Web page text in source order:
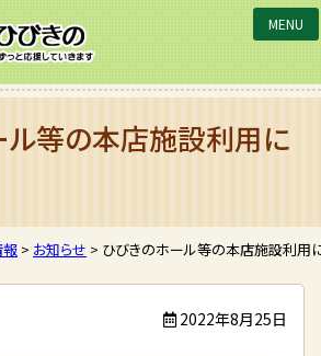
JA埼玉ひびきの
ル等の本店施設利用に
> お知らせ > ひびきのホール等の本店施設利用
2022年8月25日